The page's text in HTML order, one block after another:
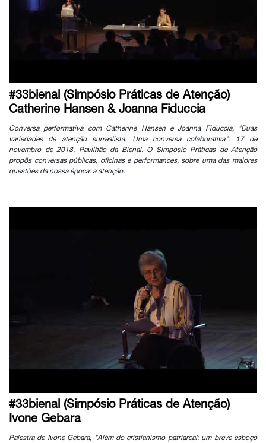
#33bienal (Simpósio Práticas de Atenção)
Catherine Hansen & Joanna Fiduccia
Conversa performativa com Catherine Hansen e Joanna Fiduccia, "Duas
variedades de atenção surrealista. Uma conversa colaborativa". 17 de
novembro de 2018, Pavilhão da Bienal. O Simpósio Práticas de Atenção
propôs conversas públicas, oficinas e performances, sobre uma das maiores
questões da nossa época: a atenção.
#33bienal (Simpósio Práticas de Atenção)
Ivone Gebara
Palestra de Ivone Gebara, "Além do cristianismo patriarcal: um breve esboço